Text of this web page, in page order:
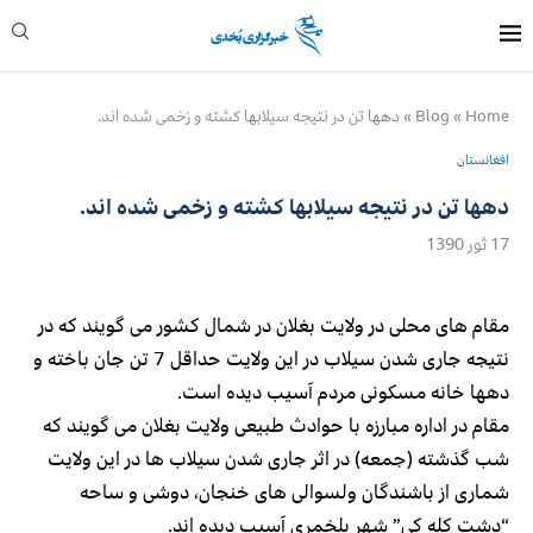
Home
»
Blog
» دهها تن در نتیجه سیلابها کشته و زخمی شده اند.
افغانستان
دهها تن در نتیجه سیلابها کشته و زخمی شده اند.
17 ثور 1390
مقام های محلی در ولایت بغلان در شمال کشور می گویند که در
نتیجه جاری شدن سیلاب در این ولایت حداقل 7 تن جان باخته و
دهها خانه مسکونی مردم آسیب دیده است.
مقام در اداره مبارزه با حوادث طبیعی ولایت بغلان می گویند که
شب گذشته (جمعه) در اثر جاری شدن سیلاب ها در این ولایت
شماری از باشندگان ولسوالی های خنجان، دوشی و ساحه
“دشت کله کی” شهر پلخمری آسیب دیده اند.